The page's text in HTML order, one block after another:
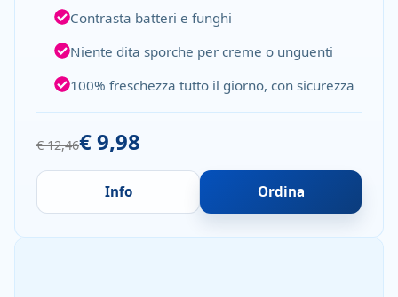
Contrasta batteri e funghi
Niente dita sporche per creme o unguenti
100% freschezza tutto il giorno, con sicurezza
€ 12,46€ 9,98
Info Ordina